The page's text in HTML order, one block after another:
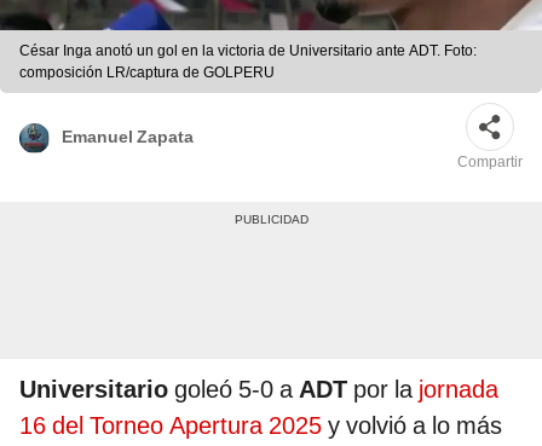
César Inga anotó un gol en la victoria de Universitario ante ADT. Foto:
composición LR/captura de GOLPERU
Emanuel Zapata
Compartir
Universitario goleó 5-0 aADT por la jornada
16 del Torneo Apertura 2025 y volvió a lo más